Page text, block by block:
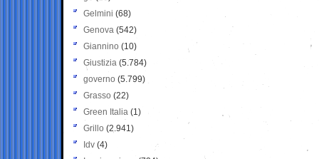
Gelmini (68)
Genova (542)
Giannino (10)
Giustizia (5.784)
governo (5.799)
Grasso (22)
Green Italia (1)
Grillo (2.941)
Idv (4)